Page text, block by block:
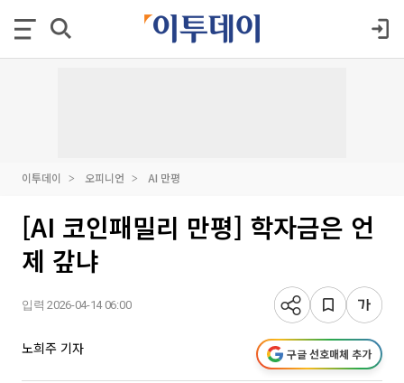
이투데이 오피니언 AI 만평
[AI 코인패밀리 만평] 학자금은 언
제 갚냐
입력 2026-04-14 06:00
노희주 기자 구글 선호매체 추가